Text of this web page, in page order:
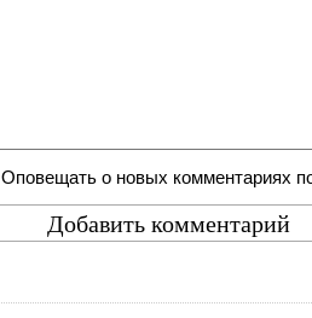
Оповещать о новых комментариях